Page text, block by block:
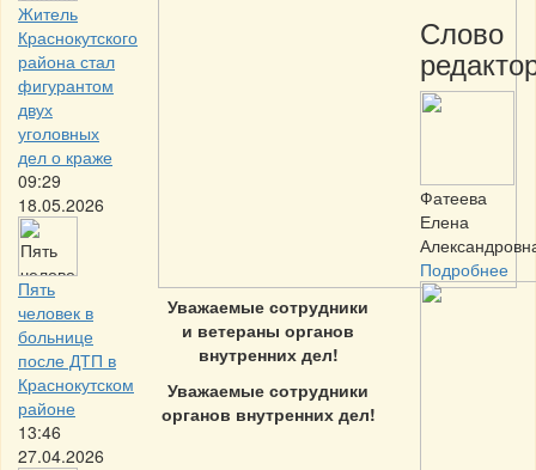
Житель
Краснокутского
района стал
фигурантом
двух
уголовных
дел о краже
09:29
18.05.2026
Пять
человек в
больнице
после ДТП в
Краснокутском
районе
13:46
27.04.2026
Уважаемые сотрудники
и ветераны органов
внутренних дел!
Уважаемые сотрудники
органов внутренних дел!
Слово
Фатеева
Елена
Подробнее